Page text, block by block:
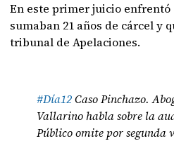
En este primer juicio enfrentó
sumaban 21 años de cárcel y
tribunal de Apelaciones.
#Día12Caso Pinchazo.
Vallarino habla sobre la
Público omite por segunda